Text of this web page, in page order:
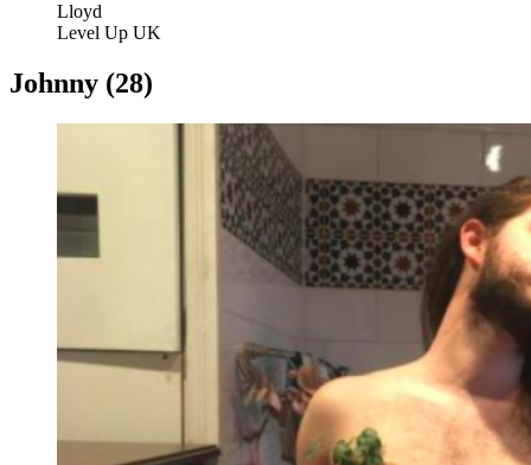
Lloyd
Level Up UK
Johnny (28)